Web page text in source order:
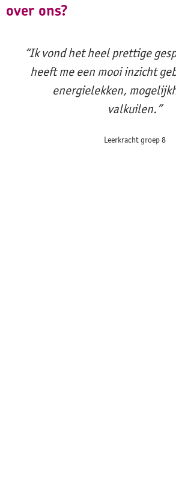
over ons?
“Ik vond het heel prettige
heeft me een mooi inzicht
energielekken,
valkuilen.”
Leerkracht groep 8